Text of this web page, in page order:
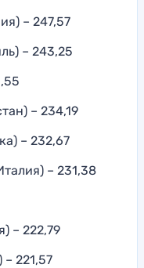
– 247,57
– 243,25
– 234,19
– 232,67
– 231,38
– 222,79
221,57